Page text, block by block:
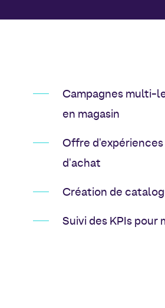
Campagnes multi-
en magasin
Offre
d'achat
Création de
Suivi des KPIs